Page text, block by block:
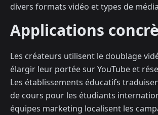
divers formats vidéo et types de
Applications
Les créateurs utilisent le doublage
élargir leur portée sur YouTube et
Les établissements éducatifs
de cours pour les étudiants
équipes marketing localisent les